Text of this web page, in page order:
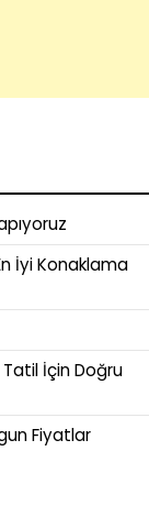
İyi Konaklama
İçin Doğru
Fiyatlar